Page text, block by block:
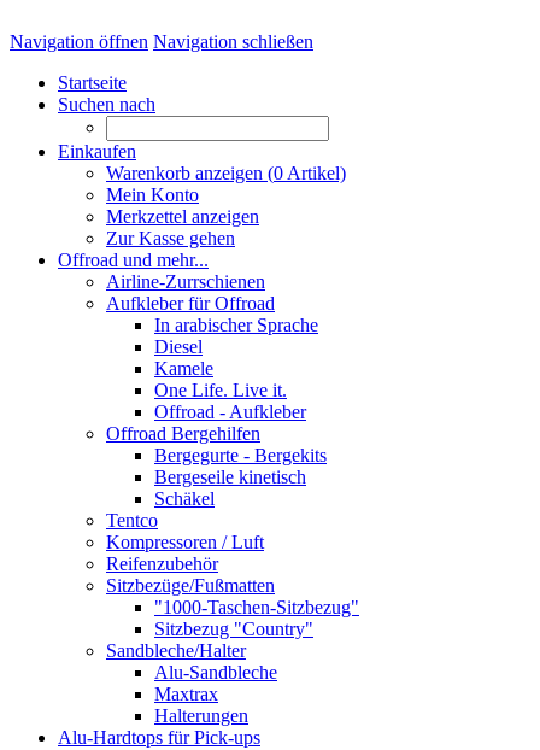
Navigation öffnen Navigation schließen
Startseite
Suchen nach
Einkaufen
Warenkorb anzeigen (0 Artikel)
Mein Konto
Merkzettel anzeigen
Zur Kasse gehen
Offroad und mehr...
Airline-Zurrschienen
Aufkleber für Offroad
In arabischer Sprache
Diesel
Kamele
One Life. Live it.
Offroad - Aufkleber
Offroad Bergehilfen
Bergegurte - Bergekits
Bergeseile kinetisch
Schäkel
Tentco
Kompressoren / Luft
Reifenzubehör
Sitzbezüge/Fußmatten
"1000-Taschen-Sitzbezug"
Sitzbezug "Country"
Sandbleche/Halter
Alu-Sandbleche
Maxtrax
Halterungen
Alu-Hardtops für Pick-ups